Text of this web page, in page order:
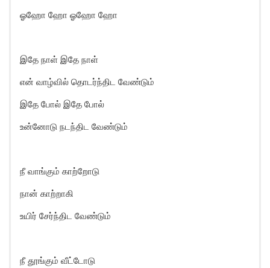
ஓஹோ ஹோ ஓஹோ ஹோ
இதே நாள் இதே நாள்
என் வாழ்வில் தொடர்ந்திட வேண்டும்
இதே போல் இதே போல்
உன்னோடு நடந்திட வேண்டும்
நீ வாங்கும் காற்றோடு
நான் காற்றாகி
உயிர் சேர்ந்திட வேண்டும்
நீ தூங்கும் வீட்டோடு